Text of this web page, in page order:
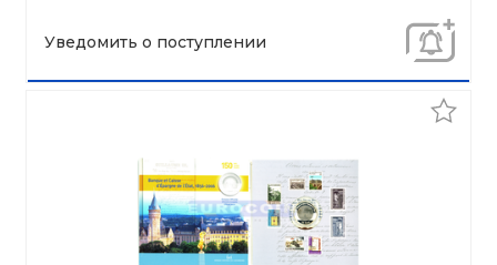
Уведомить о поступлении